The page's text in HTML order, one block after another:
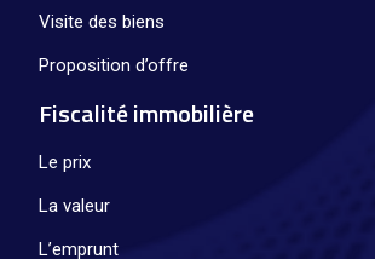
Visite des biens
Proposition d’offre
Fiscalité immobilière
Le prix
La valeur
L’emprunt